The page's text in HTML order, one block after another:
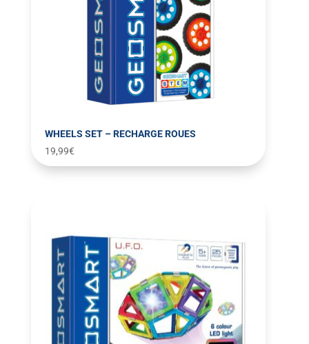
WHEELS SET – RECHARGE ROUES
19,99€